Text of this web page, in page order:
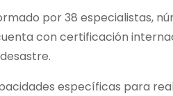
por 38 especialistas,
con certificación
específicas para